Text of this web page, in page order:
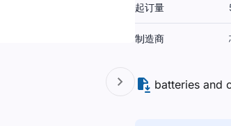
起订量
制造商
batteries and